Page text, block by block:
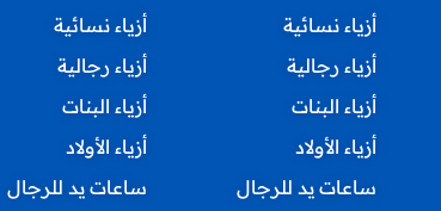
أزياء نسائية
أزياء رجالية
أزياء البنات
أزياء الأولاد
ساعات يد للرجال
أزياء نسائية
أزياء رجالية
أزياء البنات
أزياء الأولاد
ساعات يد للرجال